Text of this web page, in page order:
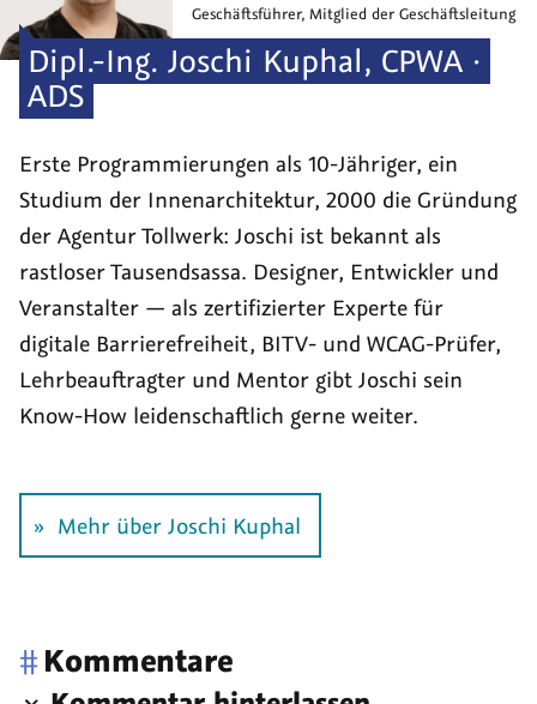
Dipl.-Ing. Joschi Kuphal, CPWA ·
ADS
Geschäftsführer, Mitglied der Geschäftsleitung
Erste Programmierungen als 10-Jähriger, ein
Studium der Innen­architektur, 2000 die Grün­dung
der Agentur Tollwerk: Joschi ist bekannt als
rastloser Tausend­sassa. Designer, Entwickler und
Veranstalter — als zerti­fizierter Experte für
digitale Barriere­freiheit, BITV- und WCAG-Prüfer,
Lehr­beauf­tragter und Mentor gibt Joschi sein
Know-How leiden­schaftlich gerne weiter.
Mehr über Joschi Kuphal
# Kommentare